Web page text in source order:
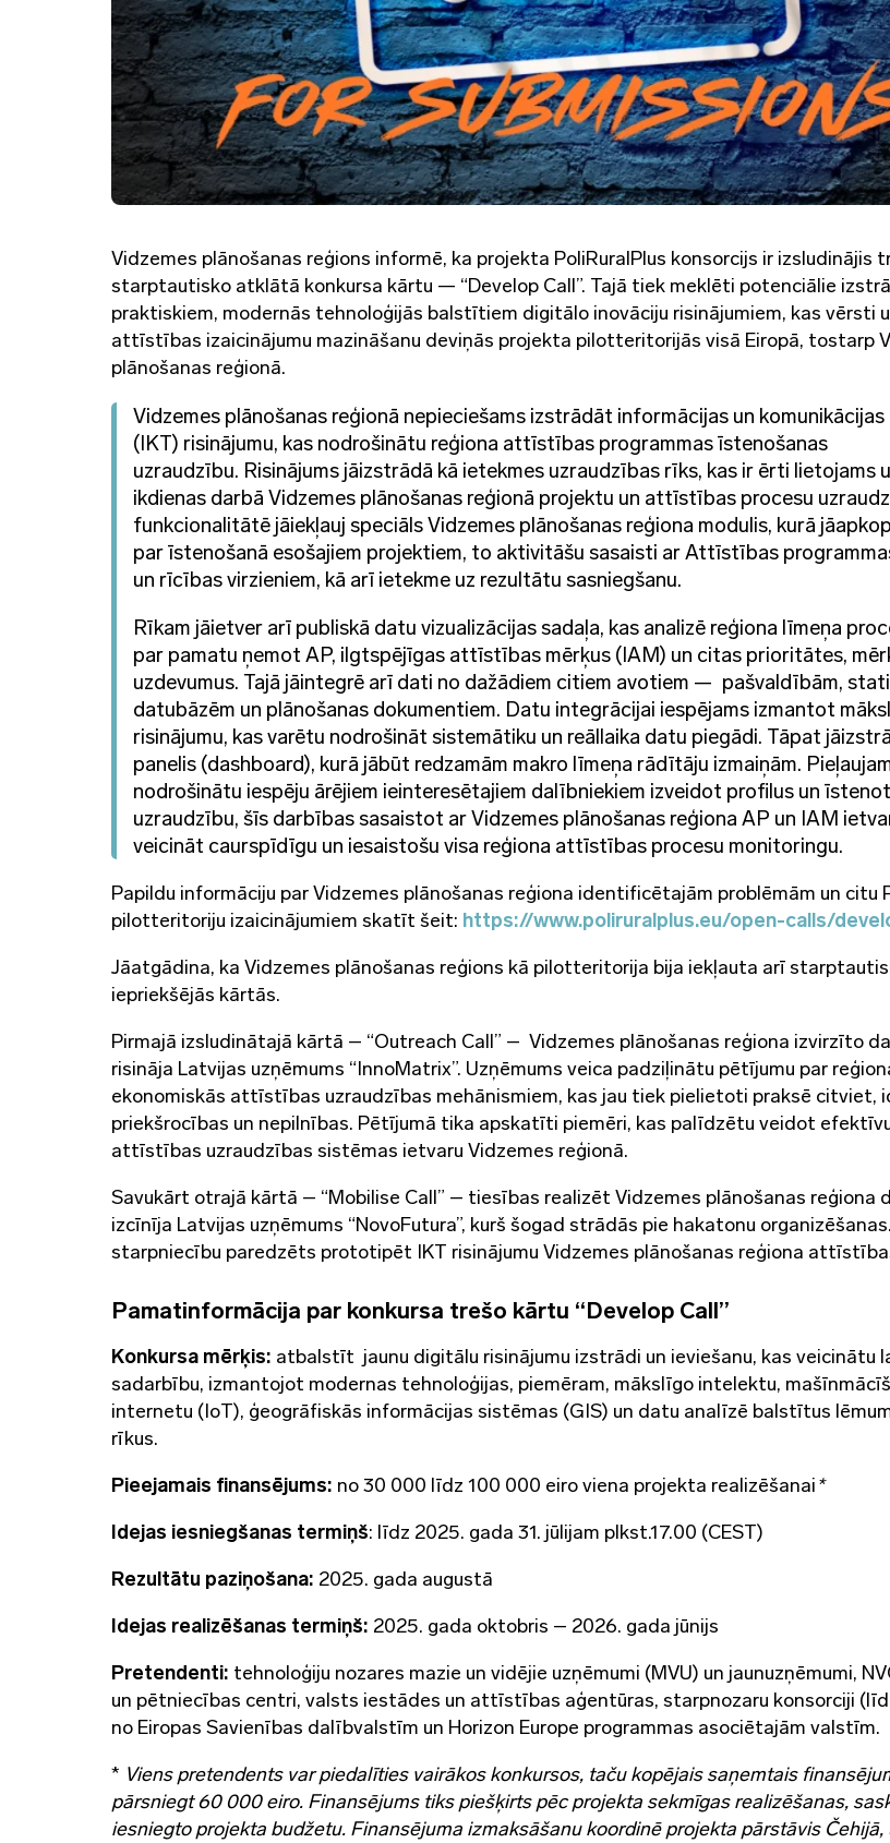
Vidzemes plānošanas reģions informē, ka projekta PoliRuralPlus konsorcijs ir izsludinājis
starptautisko atklātā konkursa kārtu — “Develop Call”. Tajā tiek meklēti potenciālie
praktiskiem, modernās tehnoloģijās balstītiem digitālo inovāciju risinājumiem, kas vērsti
attīstības izaicinājumu mazināšanu deviņās projekta pilotteritorijās visā Eiropā, tostarp
plānošanas reģionā.
Vidzemes plānošanas reģionā nepieciešams izstrādāt informācijas un
(IKT) risinājumu, kas nodrošinātu reģiona attīstības programmas īstenošanas
uzraudzību. Risinājums jāizstrādā kā ietekmes uzraudzības rīks, kas ir ērti lietojams
ikdienas darbā Vidzemes plānošanas reģionā projektu un attīstības procesu
funkcionalitātē jāiekļauj speciāls Vidzemes plānošanas reģiona modulis, kurā
par īstenošanā esošajiem projektiem, to aktivitāšu sasaisti ar Attīstības
un rīcības virzieniem, kā arī ietekme uz rezultātu sasniegšanu.
Rīkam jāietver arī publiskā datu vizualizācijas sadaļa, kas analizē reģiona līmeņa
par pamatu ņemot AP, ilgtspējīgas attīstības mērķus (IAM) un citas prioritātes,
uzdevumus. Tajā jāintegrē arī dati no dažādiem citiem avotiem — pašvaldībām,
datubāzēm un plānošanas dokumentiem. Datu integrācijai iespējams izmantot
risinājumu, kas varētu nodrošināt sistemātiku un reāllaika datu piegādi. Tāpat
panelis (dashboard), kurā jābūt redzamām makro līmeņa rādītāju izmaiņām.
nodrošinātu iespēju ārējiem ieinteresētajiem dalībniekiem izveidot profilus un
uzraudzību, šīs darbības sasaistot ar Vidzemes plānošanas reģiona AP un IAM
veicināt caurspīdīgu un iesaistošu visa reģiona attīstības procesu monitoringu.
Papildu informāciju par Vidzemes plānošanas reģiona identificētajām problēmām un citu
pilotteritoriju izaicinājumiem skatīt šeit: https://www.poliruralplus.eu/open-calls/
Jāatgādina, ka Vidzemes plānošanas reģions kā pilotteritorija bija iekļauta arī
iepriekšējās kārtās.
Pirmajā izsludinātajā kārtā – “Outreach Call” – Vidzemes plānošanas reģiona izvirzīto
risināja Latvijas uzņēmums “InnoMatrix”. Uzņēmums veica padziļinātu pētījumu par
ekonomiskās attīstības uzraudzības mehānismiem, kas jau tiek pielietoti praksē
priekšrocības un nepilnības. Pētījumā tika apskatīti piemēri, kas palīdzētu veidot
attīstības uzraudzības sistēmas ietvaru Vidzemes reģionā.
Savukārt otrajā kārtā – “Mobilise Call” – tiesības realizēt Vidzemes plānošanas reģiona
izcīnīja Latvijas uzņēmums “NovoFutura”, kurš šogad strādās pie hakatonu
starpniecību paredzēts prototipēt IKT risinājumu Vidzemes plānošanas reģiona
Pamatinformācija par konkursa trešo kārtu “Develop Call”
Konkursa mērķis: atbalstīt jaunu digitālu risinājumu izstrādi un ieviešanu, kas veicinātu
sadarbību, izmantojot modernas tehnoloģijas, piemēram, mākslīgo intelektu,
internetu (IoT), ģeogrāfiskās informācijas sistēmas (GIS) un datu analīzē balstītus
rīkus.
Pieejamais finansējums: no 30 000 līdz 100 000 eiro viena projekta realizēšanai*
Idejas iesniegšanas termiņš: līdz 2025. gada 31. jūlijam plkst.17.00 (CEST)
Rezultātu paziņošana: 2025. gada augustā
Idejas realizēšanas termiņš: 2025. gada oktobris – 2026. gada jūnijs
Pretendenti: tehnoloģiju nozares mazie un vidējie uzņēmumi (MVU) un jaunuzņēmumi,
un pētniecības centri, valsts iestādes un attīstības aģentūras, starpnozaru konsorciji
no Eiropas Savienības dalībvalstīm un Horizon Europe programmas asociētajām valstīm.
* Viens pretendents var piedalīties vairākos konkursos, taču kopējais saņemtais
pārsniegt 60 000 eiro. Finansējums tiks piešķirts pēc projekta sekmīgas realizēšanas,
iesniegto projekta budžetu. Finansējuma izmaksāšanu koordinē projekta pārstāvis Čehijā,